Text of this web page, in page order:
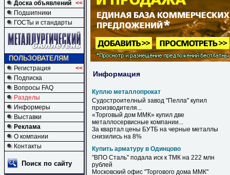
Доска объявлений <<
Подшипники
ГОСТы и стандарты
ПОЛЬЗОВАТЕЛЯМ
Регистрация
<<
Подписка
Вопросы FAQ
Разделы
Информеры
Выставки
Реклама
О компании
Контакты
Поиск по сайту
Информация
Куплю металлопрокат
Судостроителный завод "Пелла" купил
производителя...
«Торговый дом ММК» купил две
металлосервисные компании...
За квартал цены БУТБ на черные металлы
снизились на 8%
Купить арматуру в Одинцово
"ВПО Сталь" подала иск к ТМК на 222 млн
рублей
Московский офис "Торгового дома ММК"